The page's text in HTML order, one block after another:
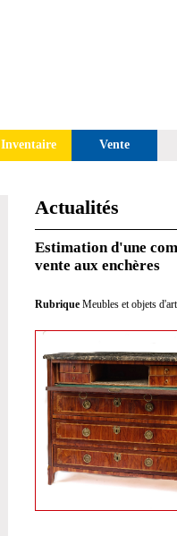
Inventaire Vente
Actualités
Estimation d'une
vente aux enchères
Rubrique Meubles et objets d'art